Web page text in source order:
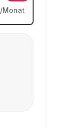
/Monat